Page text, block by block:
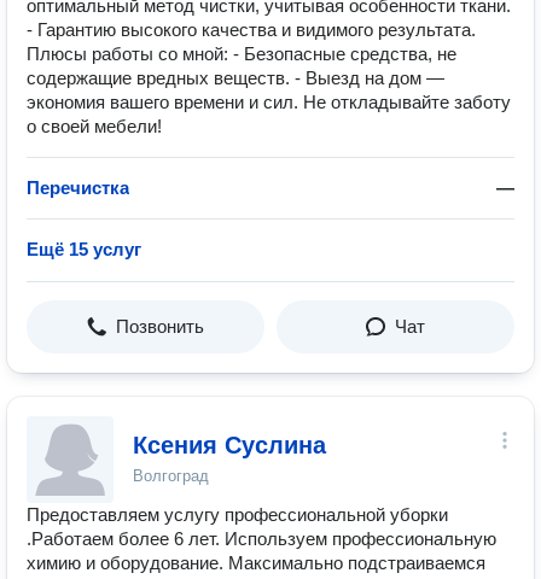
оптимальный метод чистки, учитывая особенности ткани.
- Гарантию высокого качества и видимого результата.
Плюсы работы со мной: - Безопасные средства, не
содержащие вредных веществ. - Выезд на дом —
экономия вашего времени и сил. Не откладывайте заботу
о своей мебели!
Перечистка —
Ещё 15 услуг
Позвонить Чат
Ксения Суслина
Волгоград
Предоставляем услугу профессиональной уборки
.Работаем более 6 лет. Используем профессиональную
химию и оборудование. Максимально подстраиваемся